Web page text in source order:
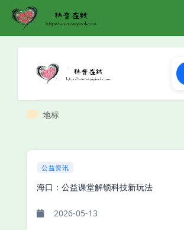
地标
公益资讯
海口：公益课堂解锁科技新玩法
2026-05-13